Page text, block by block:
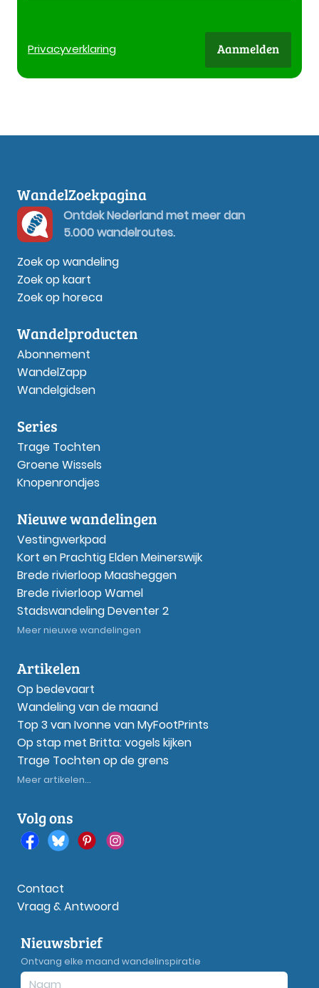
Privacyverklaring Aanmelden
WandelZoekpagina
Ontdek Nederland met meer dan
5.000 wandelroutes.
Zoek op wandeling
Zoek op kaart
Zoek op horeca
Wandelproducten
Abonnement
WandelZapp
Wandelgidsen
Series
Trage Tochten
Groene Wissels
Knopenrondjes
Nieuwe wandelingen
Vestingwerkpad
Kort en Prachtig Elden Meinerswijk
Brede rivierloop Maasheggen
Brede rivierloop Wamel
Stadswandeling Deventer 2
Meer nieuwe wandelingen
Artikelen
Op bedevaart
Wandeling van de maand
Top 3 van Ivonne van MyFootPrints
Op stap met Britta: vogels kijken
Trage Tochten op de grens
Meer artikelen...
Volg ons
Contact
Vraag & Antwoord
Nieuwsbrief
Ontvang elke maand wandelinspiratie